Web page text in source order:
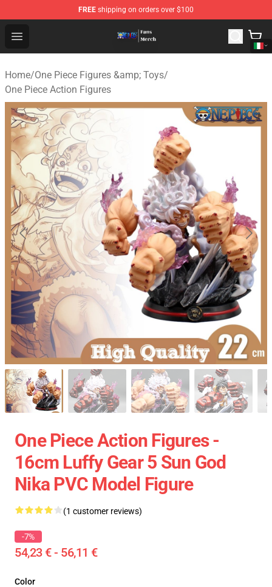
FREE shipping on orders over $100
Open menu
One Piece Store - Official One Piece Merchandise Shop
Home/One Piece Figures &amp; Toys/
One Piece Action Figures
One Piece Action Figures -
16cm Luffy Gear 5 Sun God
Nika PVC Model Figure
(1 customer reviews)
-7%
54,23 € - 56,11 €
Color